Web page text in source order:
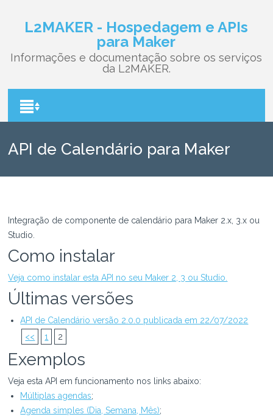
L2MAKER - Hospedagem e APIs
para Maker
Informações e documentação sobre os serviços
da L2MAKER.
API de Calendário para Maker
Integração de componente de calendário para Maker 2.x, 3.x ou
Studio.
Como instalar
Veja como instalar esta API no seu Maker 2, 3 ou Studio.
Últimas versões
API de Calendário versão 2.0.0 publicada em 22/07/2022
<<
1 2
Exemplos
Veja esta API em funcionamento nos links abaixo:
Múltiplas agendas;
Agenda simples (Dia, Semana, Mês);